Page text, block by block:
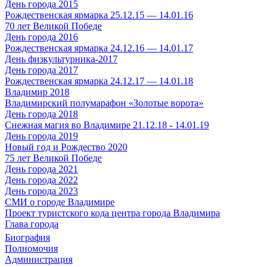
День города 2015
Рождественская ярмарка 25.12.15 — 14.01.16
70 лет Великой Победе
День города 2016
Рождественская ярмарка 24.12.16 — 14.01.17
День физкультурника-2017
День города 2017
Рождественская ярмарка 24.12.17 — 14.01.18
Владимир 2018
Владимирский полумарафон «Золотые ворота»
День города 2018
Снежная магия во Владимире 21.12.18 - 14.01.19
День города 2019
Новый год и Рождество 2020
75 лет Великой Победе
День города 2021
День города 2022
День города 2023
СМИ о городе Владимире
Проект туристского кода центра города Владимира
Глава города
Биография
Полномочия
Администрация